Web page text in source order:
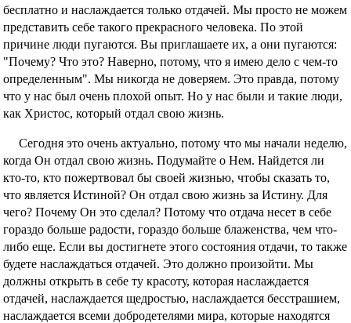
бесплатно и наслаждается только отдачей. Мы просто не можем
представить себе такого прекрасного человека. По этой
причине люди пугаются. Вы приглашаете их, а они пугаются:
"Почему? Что это? Наверно, потому, что я имею дело с чем-то
определенным". Мы никогда не доверяем. Это правда, потому
что у нас был очень плохой опыт. Но у нас были и такие люди,
как Христос, который отдал свою жизнь.
Сегодня это очень актуально, потому что мы начали неделю,
когда Он отдал свою жизнь. Подумайте о Нем. Найдется ли
кто-то, кто пожертвовал бы своей жизнью, чтобы сказать то,
что является Истиной? Он отдал свою жизнь за Истину. Для
чего? Почему Он это сделал? Потому что отдача несет в себе
гораздо больше радости, гораздо больше блаженства, чем что-
либо еще. Если вы достигнете этого состояния отдачи, то также
будете наслаждаться отдачей. Это должно произойти. Мы
должны открыть в себе ту красоту, которая наслаждается
отдачей, наслаждается щедростью, наслаждается бесстрашием,
наслаждается всеми добродетелями мира, которые находятся